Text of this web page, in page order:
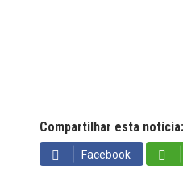
Compartilhar esta notícia:
Facebook